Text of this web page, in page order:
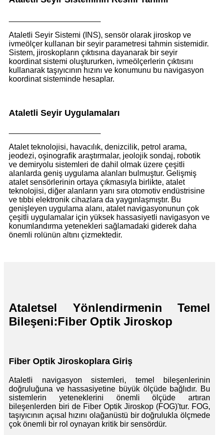
Ataletli Seyir Sistemi (INS), sensör olarak jiroskop ve
ivmeölçer kullanan bir seyir parametresi tahmin sistemidir.
Sistem, jiroskopların çıktısına dayanarak bir seyir
koordinat sistemi oluştururken, ivmeölçerlerin çıktısını
kullanarak taşıyıcının hızını ve konumunu bu navigasyon
koordinat sisteminde hesaplar.
Ataletli Seyir Uygulamaları
Atalet teknolojisi, havacılık, denizcilik, petrol arama,
jeodezi, oşinografik araştırmalar, jeolojik sondaj, robotik
ve demiryolu sistemleri de dahil olmak üzere çeşitli
alanlarda geniş uygulama alanları bulmuştur. Gelişmiş
atalet sensörlerinin ortaya çıkmasıyla birlikte, atalet
teknolojisi, diğer alanların yanı sıra otomotiv endüstrisine
ve tıbbi elektronik cihazlara da yaygınlaşmıştır. Bu
genişleyen uygulama alanı, atalet navigasyonunun çok
çeşitli uygulamalar için yüksek hassasiyetli navigasyon ve
konumlandırma yetenekleri sağlamadaki giderek daha
önemli rolünün altını çizmektedir.
Ataletsel Yönlendirmenin Temel
Bileşeni:Fiber Optik Jiroskop
Fiber Optik Jiroskoplara Giriş
Ataletli navigasyon sistemleri, temel bileşenlerinin
doğruluğuna ve hassasiyetine büyük ölçüde bağlıdır. Bu
sistemlerin yeteneklerini önemli ölçüde artıran
bileşenlerden biri de Fiber Optik Jiroskop (FOG)'tur. FOG,
taşıyıcının açısal hızını olağanüstü bir doğrulukla ölçmede
çok önemli bir rol oynayan kritik bir sensördür.